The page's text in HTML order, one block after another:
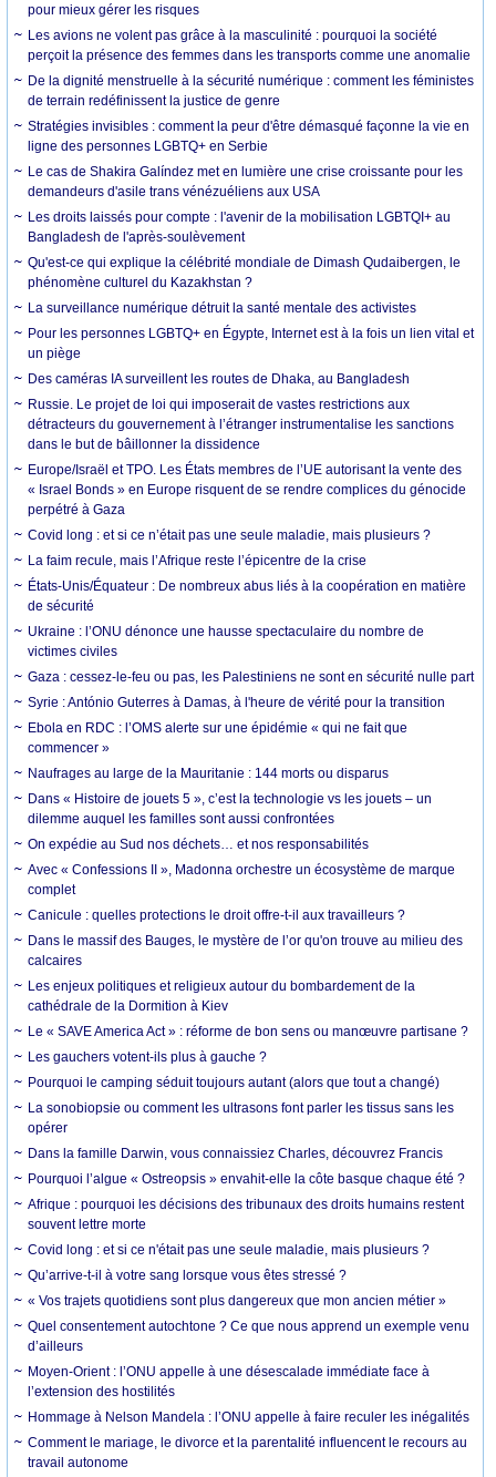
pour mieux gérer les risques
Les avions ne volent pas grâce à la masculinité : pourquoi la société
perçoit la présence des femmes dans les transports comme une anomalie
De la dignité menstruelle à la sécurité numérique : comment les féministes
de terrain redéfinissent la justice de genre
Stratégies invisibles : comment la peur d'être démasqué façonne la vie en
ligne des personnes LGBTQ+ en Serbie
Le cas de Shakira Galíndez met en lumière une crise croissante pour les
demandeurs d'asile trans vénézuéliens aux USA
Les droits laissés pour compte : l'avenir de la mobilisation LGBTQI+ au
Bangladesh de l'après-soulèvement
Qu'est-ce qui explique la célébrité mondiale de Dimash Qudaibergen, le
phénomène culturel du Kazakhstan ?
La surveillance numérique détruit la santé mentale des activistes
Pour les personnes LGBTQ+ en Égypte, Internet est à la fois un lien vital et
un piège
Des caméras IA surveillent les routes de Dhaka, au Bangladesh
Russie. Le projet de loi qui imposerait de vastes restrictions aux
détracteurs du gouvernement à l’étranger instrumentalise les sanctions
dans le but de bâillonner la dissidence
Europe/Israël et TPO. Les États membres de l’UE autorisant la vente des
« Israel Bonds » en Europe risquent de se rendre complices du génocide
perpétré à Gaza
Covid long : et si ce n’était pas une seule maladie, mais plusieurs ?
La faim recule, mais l’Afrique reste l’épicentre de la crise
États-Unis/Équateur : De nombreux abus liés à la coopération en matière
de sécurité
Ukraine : l’ONU dénonce une hausse spectaculaire du nombre de
victimes civiles
Gaza : cessez-le-feu ou pas, les Palestiniens ne sont en sécurité nulle part
Syrie : António Guterres à Damas, à l'heure de vérité pour la transition
Ebola en RDC : l’OMS alerte sur une épidémie « qui ne fait que
commencer »
Naufrages au large de la Mauritanie : 144 morts ou disparus
Dans « Histoire de jouets 5 », c’est la technologie vs les jouets – un
dilemme auquel les familles sont aussi confrontées
On expédie au Sud nos déchets… et nos responsabilités
Avec « Confessions II », Madonna orchestre un écosystème de marque
complet
Canicule : quelles protections le droit offre-t-il aux travailleurs ?
Dans le massif des Bauges, le mystère de l’or qu'on trouve au milieu des
calcaires
Les enjeux politiques et religieux autour du bombardement de la
cathédrale de la Dormition à Kiev
Le « SAVE America Act » : réforme de bon sens ou manœuvre partisane ?
Les gauchers votent-ils plus à gauche ?
Pourquoi le camping séduit toujours autant (alors que tout a changé)
La sonobiopsie ou comment les ultrasons font parler les tissus sans les
opérer
Dans la famille Darwin, vous connaissiez Charles, découvrez Francis
Pourquoi l’algue « Ostreopsis » envahit-elle la côte basque chaque été ?
Afrique : pourquoi les décisions des tribunaux des droits humains restent
souvent lettre morte
Covid long : et si ce n'était pas une seule maladie, mais plusieurs ?
Qu’arrive-t-il à votre sang lorsque vous êtes stressé ?
« Vos trajets quotidiens sont plus dangereux que mon ancien métier »
Quel consentement autochtone ? Ce que nous apprend un exemple venu
d’ailleurs
Moyen-Orient : l’ONU appelle à une désescalade immédiate face à
l’extension des hostilités
Hommage à Nelson Mandela : l’ONU appelle à faire reculer les inégalités
Comment le mariage, le divorce et la parentalité influencent le recours au
travail autonome